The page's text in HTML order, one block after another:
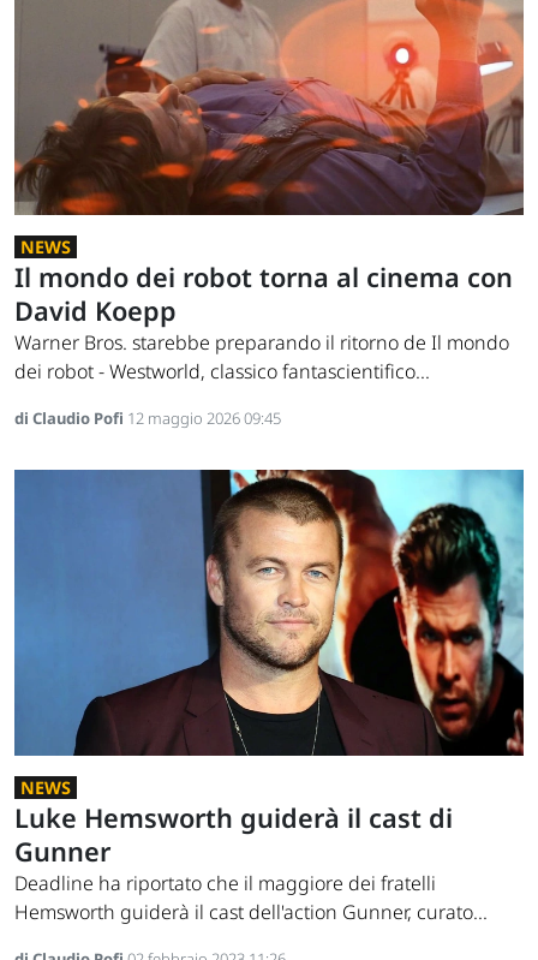
NEWS
Il mondo dei robot torna al cinema con
David Koepp
Warner Bros. starebbe preparando il ritorno de Il mondo
dei robot - Westworld, classico fantascientifico...
di Claudio Pofi 12 maggio 2026 09:45
NEWS
Luke Hemsworth guiderà il cast di
Gunner
Deadline ha riportato che il maggiore dei fratelli
Hemsworth guiderà il cast dell'action Gunner, curato...